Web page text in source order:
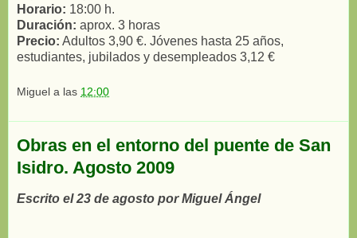
Horario: 18:00 h.
Duración: aprox. 3 horas
Precio: Adultos 3,90 €. Jóvenes hasta 25 años,
estudiantes, jubilados y desempleados 3,12 €
Miguel a las 12:00
Obras en el entorno del puente de San
Isidro. Agosto 2009
Escrito el 23 de agosto por Miguel Ángel